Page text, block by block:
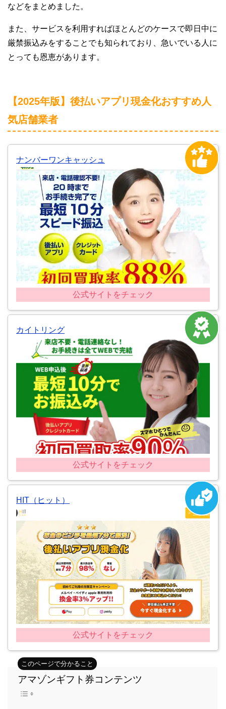
などをまとめました。
また、サービスを利用すればほとんどのケースで即日中に
厳禁振込みをすることでも知られており、急いでいる人に
とっても恩恵があります。
【2025年版】後払いアプリ現金化おすすめ人
気店舗業者
ナンバーワンキャッシュ
公式サイトをチェック
カイトリング
公式サイトをチェック
HIT（ヒット）
公式サイトをチェック
アマゾンギフト券コンテンツ